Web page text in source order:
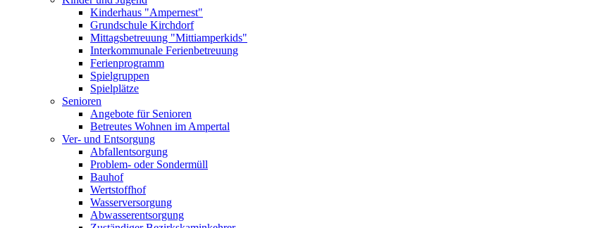
Kinderhaus "Ampernest"
Grundschule Kirchdorf
Mittagsbetreuung "Mittiamperkids"
Interkommunale Ferienbetreuung
Ferienprogramm
Spielgruppen
Spielplätze
Senioren
Angebote für Senioren
Betreutes Wohnen im Ampertal
Ver- und Entsorgung
Abfallentsorgung
Problem- oder Sondermüll
Bauhof
Wertstoffhof
Wasserversorgung
Abwasserentsorgung